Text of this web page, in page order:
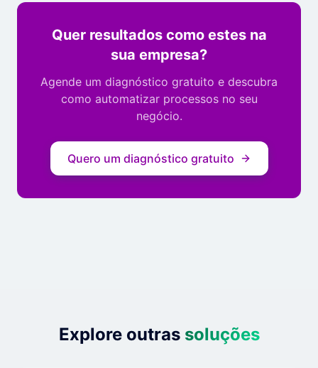
Quer resultados como estes na
sua empresa?
Agende um diagnóstico gratuito e descubra
como automatizar processos no seu
negócio.
Quero um diagnóstico gratuito
Explore outras soluções